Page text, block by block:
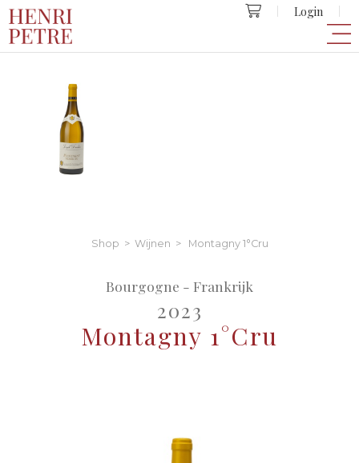
Login
Shop > Wijnen > Montagny 1°Cru
Bourgogne - Frankrijk
2023
Montagny 1°Cru